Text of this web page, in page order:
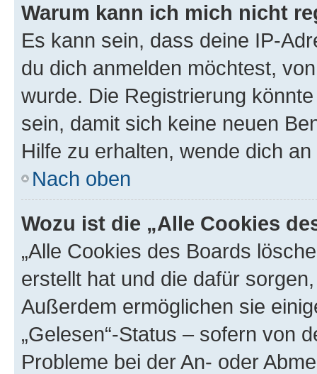
Warum kann ich mich nicht
Es kann sein, dass deine IP-
du dich anmelden möchtest,
wurde. Die Registrierung
sein, damit sich keine neuen
Hilfe zu erhalten, wende dich
Nach oben
Wozu ist die „Alle Cookies
„Alle Cookies des Boards
erstellt hat und die dafür
Außerdem ermöglichen sie
„Gelesen“-Status – sofern von
Probleme bei der An- oder